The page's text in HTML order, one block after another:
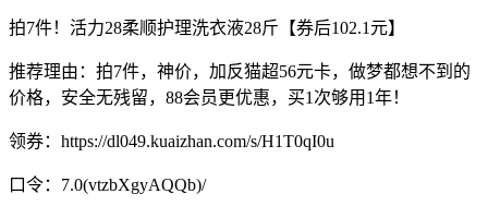
拍7件！活力28柔顺护理洗衣液28斤【券后102.1元】
推荐理由：拍7件，神价，加反猫超56元卡，做梦都想不到的
价格，安全无残留，88会员更优惠，买1次够用1年！
领券：https://dl049.kuaizhan.com/s/H1T0qI0u
口令：7.0(vtzbXgyAQQb)/